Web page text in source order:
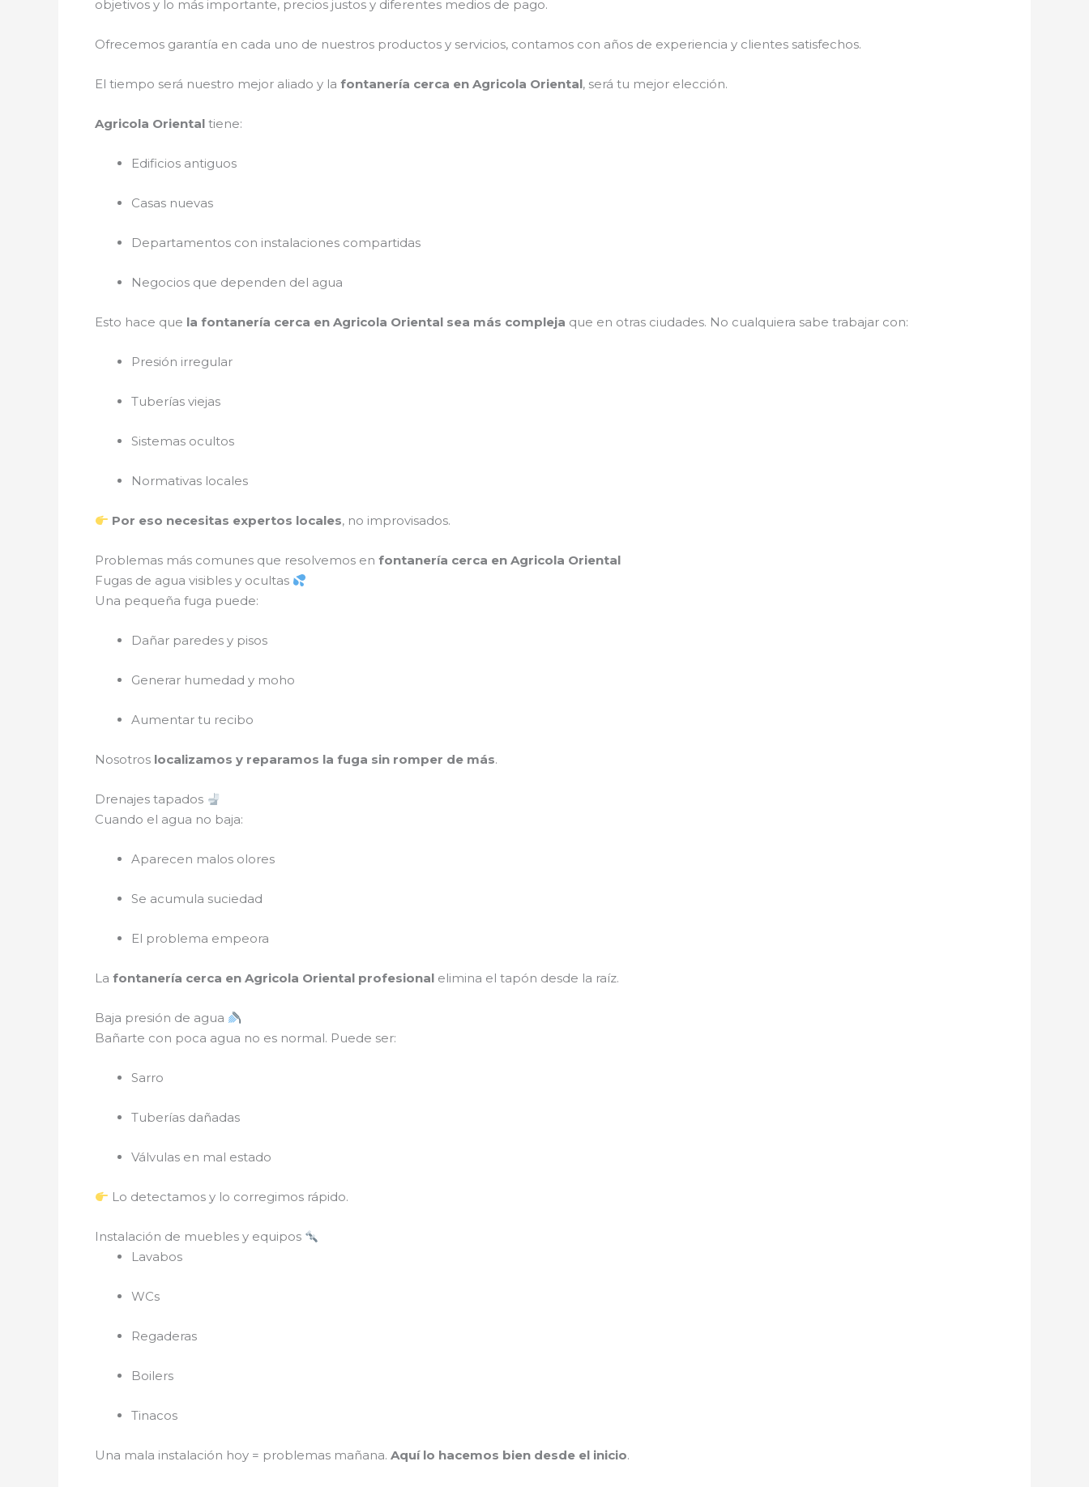
objetivos y lo más importante, precios justos y diferentes medios de pago.
Ofrecemos garantía en cada uno de nuestros productos y servicios, contamos con años de experiencia y clientes satisfechos.
El tiempo será nuestro mejor aliado y la fontanería cerca en Agricola Oriental, será tu mejor elección.
Agricola Oriental tiene:
Edificios antiguos
Casas nuevas
Departamentos con instalaciones compartidas
Negocios que dependen del agua
Esto hace que la fontanería cerca en Agricola Oriental sea más compleja que en otras ciudades. No cualquiera sabe trabajar con:
Presión irregular
Tuberías viejas
Sistemas ocultos
Normativas locales
Por eso necesitas expertos locales, no improvisados.
Problemas más comunes que resolvemos en fontanería cerca en Agricola Oriental
Fugas de agua visibles y ocultas
Una pequeña fuga puede:
Dañar paredes y pisos
Generar humedad y moho
Aumentar tu recibo
Nosotros localizamos y reparamos la fuga sin romper de más.
Drenajes tapados
Cuando el agua no baja:
Aparecen malos olores
Se acumula suciedad
El problema empeora
La fontanería cerca en Agricola Oriental profesional elimina el tapón desde la raíz.
Baja presión de agua
Bañarte con poca agua no es normal. Puede ser:
Sarro
Tuberías dañadas
Válvulas en mal estado
Lo detectamos y lo corregimos rápido.
Instalación de muebles y equipos
Lavabos
WCs
Regaderas
Boilers
Tinacos
Una mala instalación hoy = problemas mañana. Aquí lo hacemos bien desde el inicio.